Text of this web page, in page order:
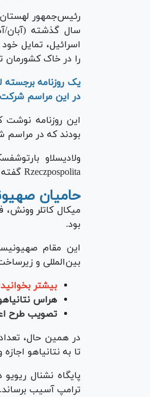
رئیس‌جمهور لهستان
اسرائیل، تمایل
را در خاک
یک روزنامه برجسته
در این مراسم
این روزنامه
بودند که در مراسم
ولادیسلاو
Rzeczpospolita گفته بود: ما موظف هستیم به تصمیم‌های دیوان بین‌المللی کیفری احترام بگذاریم.
حامیان
میکال کاتلر
بود.
این مقام
بین‌المللی و
بیشتر
هراس
تصویب طرح
در همین حال،
تا به نتانیاهو
پایگاه نشنال
ترامپ آسیب برساند.